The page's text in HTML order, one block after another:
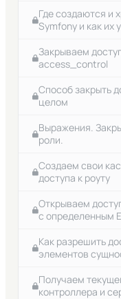
Symfony skeleton
Создаем
основе symfony
Установка
Создаем
Опасность
Пакет для
генерация
Запуск файлов
Пример настроек
Sqlite
Где создаются и
Symfony и как их
Закрываем
access_control
Способ закрыть
целом
Выражения.
роли.
Создаем свои
доступа к роуту
Открываем
с определенным
Как разрешить
элементов
Получаем
контроллера и